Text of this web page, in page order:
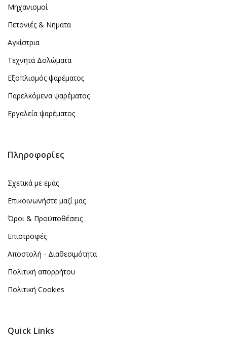
Μηχανισμοί
Πετονιές & Νήματα
Αγκίστρια
Τεχνητά Δολώματα
Εξοπλισμός ψαρέματος
Παρελκόμενα ψαρέματος
Εργαλεία ψαρέματος
Πληροφορίες
Σχετικά με εμάς
Επικοινωνήστε μαζί μας
Όροι & Προϋποθέσεις
Επιστροφές
Αποστολή - Διαθεσιμότητα
Πολιτική απορρήτου
Πολιτική Cookies
Quick Links